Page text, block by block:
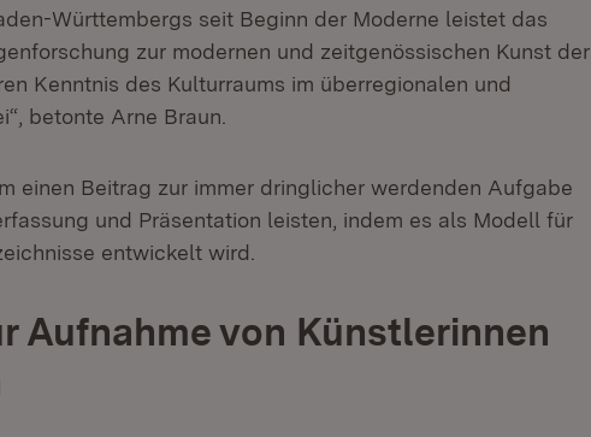
Württembergs seit Beginn der Moderne leistet das
zur modernen und zeitgenössischen Kunst der
Kenntnis des Kulturraums im überregionalen und
betonte Arne Braun.
einen Beitrag zur immer dringlicher werdenden Aufgabe
und Präsentation leisten, indem es als Modell für
entwickelt wird.
Aufnahme von Künstlerinnen